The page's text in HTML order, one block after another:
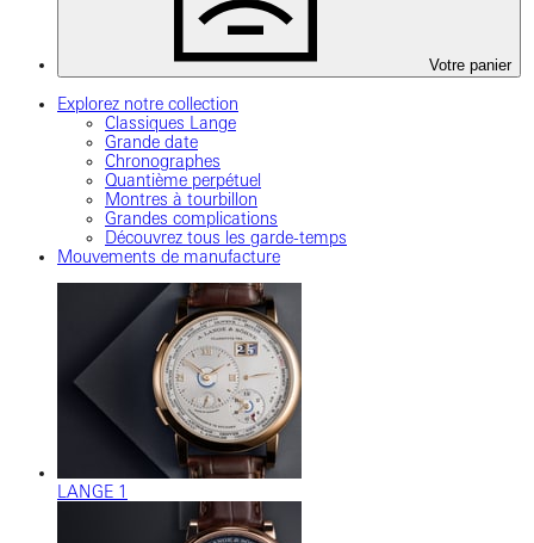
Votre panier
Explorez notre collection
Classiques Lange
Grande date
Chronographes
Quantième perpétuel
Montres à tourbillon
Grandes complications
Découvrez tous les garde-temps
Mouvements de manufacture
LANGE 1